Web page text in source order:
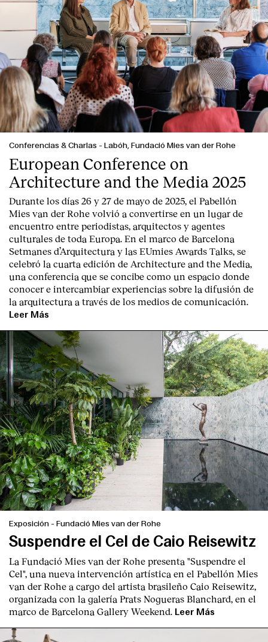
English Italiano Català
Conferencias & Charlas - Labóh, Fundació Mies van der Rohe
European Conference on
Architecture and the Media 2025
Durante los días 26 y 27 de mayo de 2025, el Pabellón
Mies van der Rohe volvió a convertirse en un lugar de
encuentro entre periodistas, arquitectos y agentes
culturales de toda Europa. En el marco de Barcelona
Setmanes d’Arquitectura y las EUmies Awards Talks, se
celebró la cuarta edición de Architecture and the Media,
una conferencia que se concibe como un espacio donde
conocer e intercambiar experiencias sobre la difusión de
la arquitectura a través de los medios de comunicación.
Leer Más
Exposición - Fundació Mies van der Rohe
Suspendre el Cel de Caio Reisewitz
La Fundació Mies van der Rohe presenta "Suspendre el
Cel", una nueva intervención artística en el Pabellón Mies
van der Rohe a cargo del artista brasileño Caio Reisewitz,
organizada con la galería Prats Nogueras Blanchard, en el
marco de Barcelona Gallery Weekend.
Leer Más